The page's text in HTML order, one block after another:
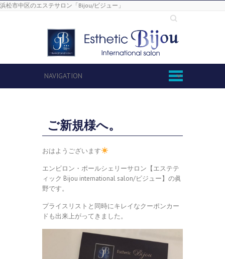
浜松市中区のエステサロン「Bijou/ビジュー」
Search
ご新規様へ。
おはようございます
エンビロン・ポールシェリーサロン【エステテ
ィック Bijou international salon/ビジュー】の眞
野です。
プライスリストと同時にキレイなクーポンカー
ドも出来上がってきました。